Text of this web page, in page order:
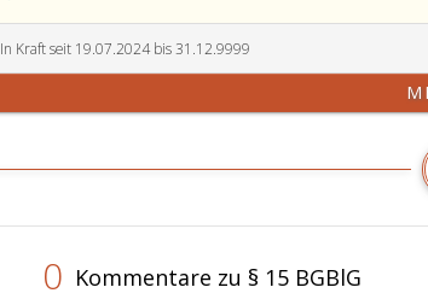
In Kraft seit 19.07.2024 bis 31.12.9999
0 Kommentare zu § 15 BGBlG